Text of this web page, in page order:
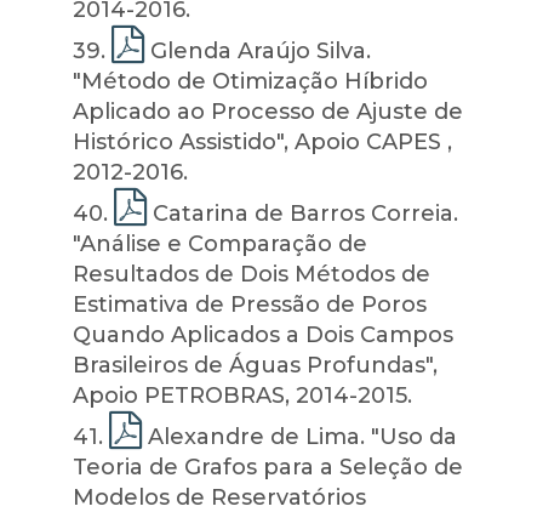
2014-2016.
39.
Glenda Araújo Silva.
"Método de Otimização Híbrido
Aplicado ao Processo de Ajuste de
Histórico Assistido", Apoio CAPES ,
2012-2016.
40.
Catarina de Barros Correia.
"Análise e Comparação de
Resultados de Dois Métodos de
Estimativa de Pressão de Poros
Quando Aplicados a Dois Campos
Brasileiros de Águas Profundas",
Apoio PETROBRAS, 2014-2015.
41.
Alexandre de Lima. "Uso da
Teoria de Grafos para a Seleção de
Modelos de Reservatórios